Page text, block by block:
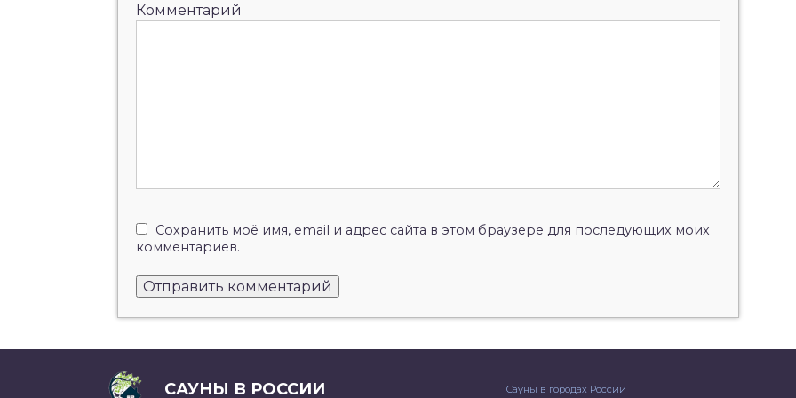
Комментарий
Сохранить моё имя, email и адрес сайта в этом браузере для последующих моих
комментариев.
САУНЫ В РОССИИ Сауны в городах России